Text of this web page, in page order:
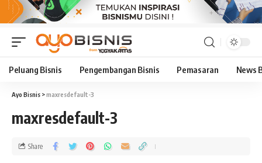
Peluang Bisnis Pengembangan Bisnis Pemasaran News
Ayo Bisnis >maxresdefault-3
maxresdefault-3
Share